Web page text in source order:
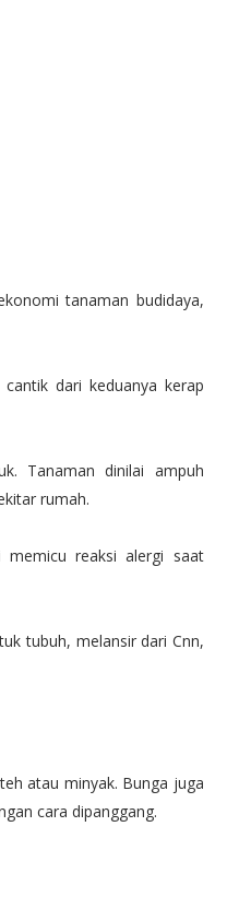
tanaman budidaya,
dari keduanya kerap
Tanaman dinilai ampuh
rumah.
memicu reaksi alergi saat
tubuh, melansir dari Cnn,
atau minyak. Bunga juga
cara dipanggang.